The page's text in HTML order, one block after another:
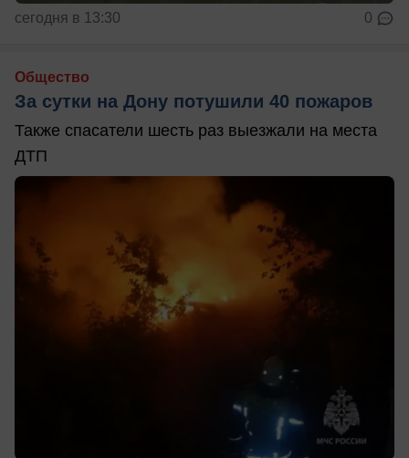
сегодня в 13:30 0
Общество
За сутки на Дону потушили 40 пожаров
Также спасатели шесть раз выезжали на места
ДТП